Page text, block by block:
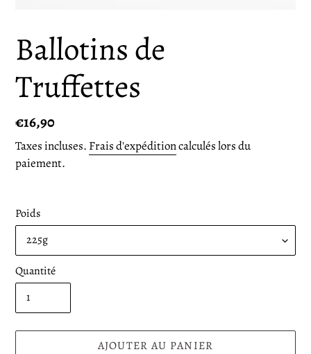
Ballotins de
Truffettes
Prix
normal
€16,90
Taxes incluses. Frais d'expéditioncalculés lors du
paiement.
Poids
Quantité
AJOUTER AU PANIER